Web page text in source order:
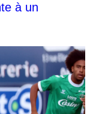
à un